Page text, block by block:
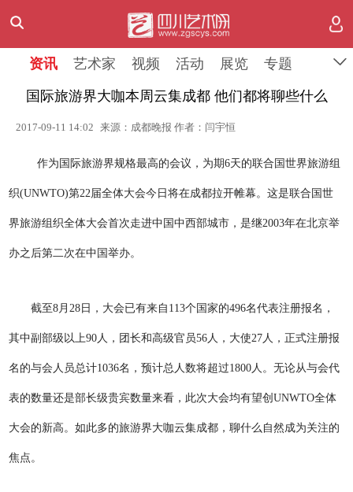
资讯 艺术家 视频 活动 展览 专题
国际旅游界大咖本周云集成都 他们都将聊些什么
2017-09-11 14:02 来源：成都晚报 作者：闫宇恒
作为国际旅游界规格最高的会议，为期6天的联合国世界旅游组
织(UNWTO)第22届全体大会今日将在成都拉开帷幕。这是联合国世
界旅游组织全体大会首次走进中国中西部城市，是继2003年在北京举
办之后第二次在中国举办。
截至8月28日，大会已有来自113个国家的496名代表注册报名，
其中副部级以上90人，团长和高级官员56人，大使27人，正式注册报
名的与会人员总计1036名，预计总人数将超过1800人。无论从与会代
表的数量还是部长级贵宾数量来看，此次大会均有望创UNWTO全体
大会的新高。如此多的旅游界大咖云集成都，聊什么自然成为关注的
焦点。